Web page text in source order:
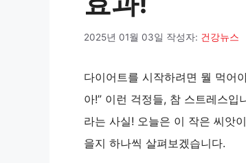
2025년 01월 03일 작성자: 건강뉴스
다이어트를 시작하려면 뭘 먹어
아!” 이런 걱정들, 참 스트레스
라는 사실! 오늘은 이 작은 씨앗
을지 하나씩 살펴보겠습니다.